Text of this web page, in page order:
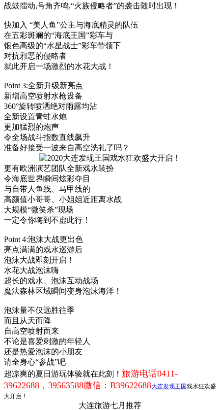
战鼓擂动,号角齐鸣,“火族侵略者”的袭击随时出现！
快加入 “美人鱼”公主与海底精灵的队伍
在五彩斑斓的“海底王国”彩车与
银色高级的“水星战士”彩车带领下
对抗邪恶的侵略者
就此开启一场激烈的水花大战！
Point 3:全新升级新亮点
新增高空喷射水枪设备
360°旋转喷洒绝对雨露均沾
全新设置青蛙水炮
更加猛烈的炮声
令全场战斗指数直线飙升
准备好接受一波来自高空洗礼了吗？
更有欧洲演艺团队全新戏水装扮
令海底世界瞬间炫彩夺目
与自带人鱼线、马甲线的
高颜值小哥哥、小姐姐近距离水战
大规模“微笑杀”现场
一定令你嗨到不虚此行！
Point 4:泡沫大战更出色
亮点满满的戏水巡游后
泡沫大战即刻开启！
水花大战泡沫嗨
超长的戏水、泡沫互动战场
魔法森林区域瞬间变身泡沫海洋！
泡沫量不仅远胜往季
而且从天而降
自高空喷射而来
不论是喜爱刺激的年轻人
还是热爱泡沫的小朋友
请全身心“参战”吧
超凉爽的夏日游玩体验就在此刻！ 旅游电话0411-
39622688，39563588微信：B39622688大连发现王国戏水狂欢盛
大开启！
大连旅游七月推荐